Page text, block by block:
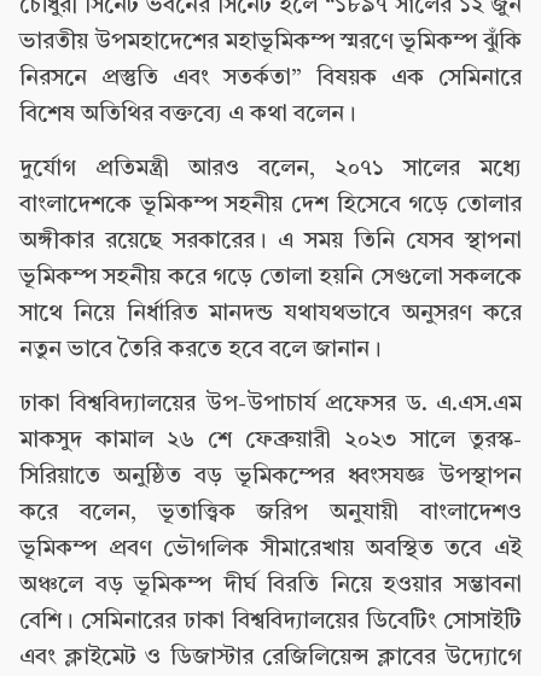
চৌধুরী সিনেট ভবনের সিনেট হলে “১৮৯৭ সালের ১২ জুন
ভারতীয় উপমহাদেশের মহাভূমিকম্প স্মরণে ভূমিকম্প ঝুঁকি
নিরসনে প্রস্তুতি এবং সতর্কতা” বিষয়ক এক সেমিনারে
বিশেষ অতিথির বক্তব্যে এ কথা বলেন।
দুর্যোগ প্রতিমন্ত্রী আরও বলেন, ২০৭১ সালের মধ্যে
বাংলাদেশকে ভূমিকম্প সহনীয় দেশ হিসেবে গড়ে তোলার
অঙ্গীকার রয়েছে সরকারের। এ সময় তিনি যেসব স্থাপনা
ভূমিকম্প সহনীয় করে গড়ে তোলা হয়নি সেগুলো সকলকে
সাথে নিয়ে নির্ধারিত মানদন্ড যথাযথভাবে অনুসরণ করে
নতুন ভাবে তৈরি করতে হবে বলে জানান।
ঢাকা বিশ্ববিদ্যালয়ের উপ-উপাচার্য প্রফেসর ড. এ.এস.এম
মাকসুদ কামাল ২৬ শে ফেব্রুয়ারী ২০২৩ সালে তুরস্ক-
সিরিয়াতে অনুষ্ঠিত বড় ভূমিকম্পের ধ্বংসযজ্ঞ উপস্থাপন
করে বলেন, ভূতাত্ত্বিক জরিপ অনুযায়ী বাংলাদেশও
ভূমিকম্প প্রবণ ভৌগলিক সীমারেখায় অবস্থিত তবে এই
অঞ্চলে বড় ভূমিকম্প দীর্ঘ বিরতি নিয়ে হওয়ার সম্ভাবনা
বেশি। সেমিনারের ঢাকা বিশ্ববিদ্যালয়ের ডিবেটিং সোসাইটি
এবং ক্লাইমেট ও ডিজাস্টার রেজিলিয়েন্স ক্লাবের উদ্যোগে